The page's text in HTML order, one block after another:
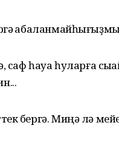
саф һауа һуларға
бергә. Миңә лә